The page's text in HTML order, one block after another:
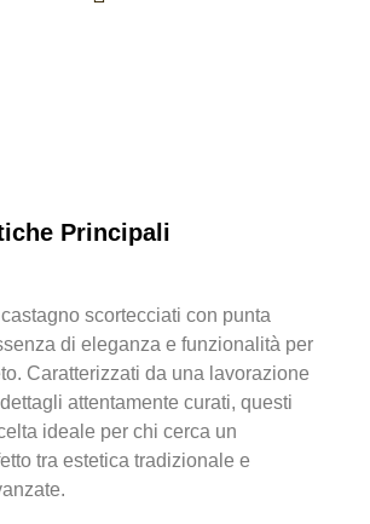
Principali
castagno scortecciati con punta
di eleganza e funzionalità per
Caratterizzati da una lavorazione
attentamente curati, questi
ideale per chi cerca un
tra estetica tradizionale e